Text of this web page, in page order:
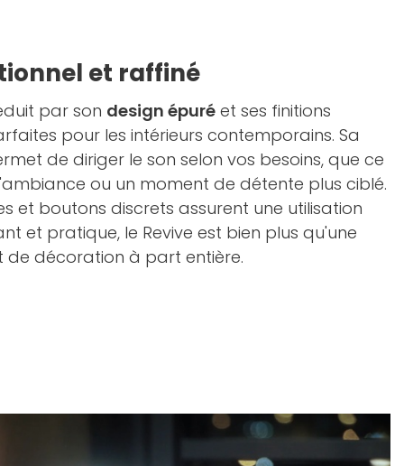
et raffiné
par son design épuré et ses finitions
pour les intérieurs contemporains. Sa
de diriger le son selon vos besoins, que ce
ou un moment de détente plus ciblé.
et boutons discrets assurent une utilisation
et pratique, le Revive est bien plus qu'une
de décoration à part entière.